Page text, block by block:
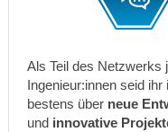
Als Teil des Netzwerks
Ingenieur:innen seid ihr
bestens über neue
und innovative